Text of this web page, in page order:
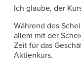
Ich glaube, der
Während des
allem mit der
Zeit für das
Aktienkurs.